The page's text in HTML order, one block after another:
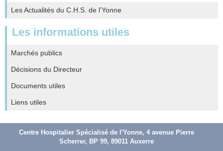
Les Actualités du C.H.S. de l’Yonne
Les informations utiles
Marchés publics
Décisions du Directeur
Documents utiles
Liens utiles
Centre Hospitalier Spécialisé de l'Yonne, 4 avenue Pierre
Scherrer, BP 99, 89011 Auxerre